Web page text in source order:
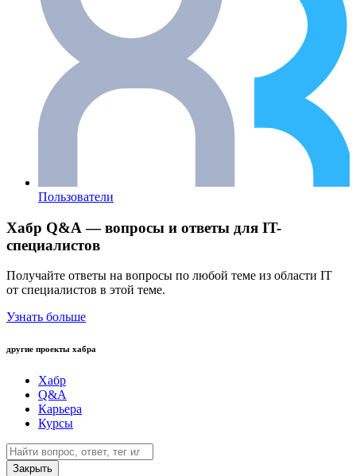
Пользователи
Хабр Q&A — вопросы и ответы для IT-
специалистов
Получайте ответы на вопросы по любой теме из области IT
от специалистов в этой теме.
Узнать больше
другие проекты хабра
Хабр
Q&A
Карьера
Курсы
Закрыть